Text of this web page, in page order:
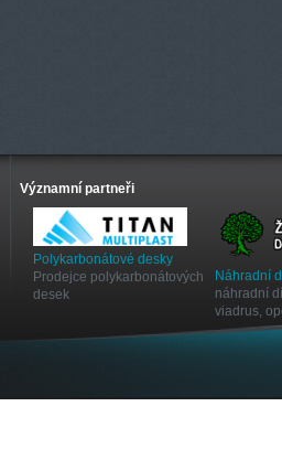
Významní partneři
Polykarbonátové desky
Prodejce polykarbonátových
desek
Náhradní
náhradní
viadrus,